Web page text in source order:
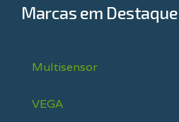
Marcas em Destaque
Multisensor
VEGA